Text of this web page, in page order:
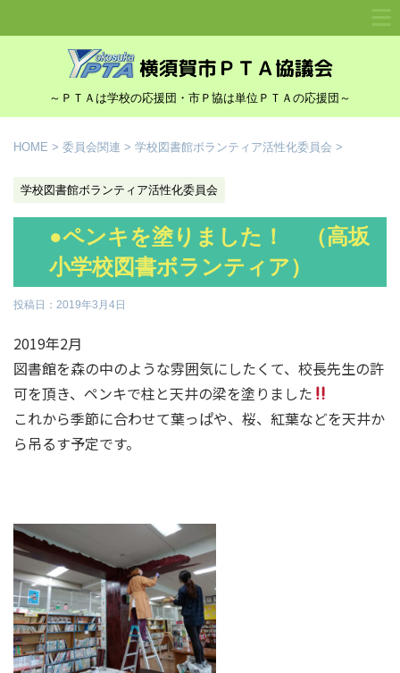
～ＰＴＡは学校の応援団・市Ｐ協は単位ＰＴＡの応援団～
HOME > 委員会関連 > 学校図書館ボランティア活性化委員会 >
学校図書館ボランティア活性化委員会
●ペンキを塗りました！ （高坂
小学校図書ボランティア）
投稿日： 2019年3月4日
2019年2月
図書館を森の中のような雰囲気にしたくて、校長先生の許
可を頂き、ペンキで柱と天井の梁を塗りました
これから季節に合わせて葉っぱや、桜、紅葉などを天井か
ら吊るす予定です。